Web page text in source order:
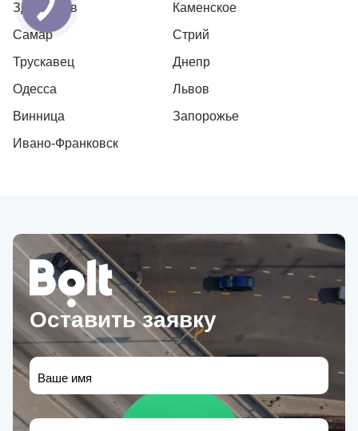
Здолбунов
Каменское
Самар
Стрий
Трускавец
Днепр
Одесса
Львов
Винница
Запорожье
Ивано-Франковск
Оставить заявку
Ваше имя